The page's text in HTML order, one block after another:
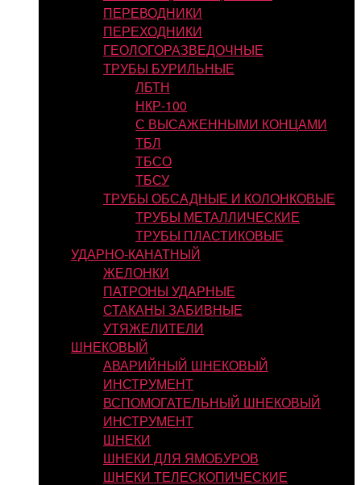
ПЕРЕВОДНИКИ
ПЕРЕХОДНИКИ
ГЕОЛОГОРАЗВЕДОЧНЫЕ
ТРУБЫ БУРИЛЬНЫЕ
ЛБТН
НКР-100
С ВЫСАЖЕННЫМИ КОНЦАМИ
ТБЛ
ТБСО
ТБСУ
ТРУБЫ ОБСАДНЫЕ И КОЛОНКОВЫЕ
ТРУБЫ МЕТАЛЛИЧЕСКИЕ
ТРУБЫ ПЛАСТИКОВЫЕ
УДАРНО-КАНАТНЫЙ
ЖЕЛОНКИ
ПАТРОНЫ УДАРНЫЕ
СТАКАНЫ ЗАБИВНЫЕ
УТЯЖЕЛИТЕЛИ
ШНЕКОВЫЙ
АВАРИЙНЫЙ ШНЕКОВЫЙ
ИНСТРУМЕНТ
ВСПОМОГАТЕЛЬНЫЙ ШНЕКОВЫЙ
ИНСТРУМЕНТ
ШНЕКИ
ШНЕКИ ДЛЯ ЯМОБУРОВ
ШНЕКИ ТЕЛЕСКОПИЧЕСКИЕ